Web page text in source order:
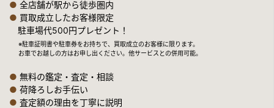
● 全店舗が駅から徒歩圏内
● 買取成立したお客様限定
駐車場代500円プレゼント！
※駐車証明書や駐車券をお持ちで、買取成立のお客様に限ります。
お車でお越しの方はお申し出ください。他サービスとの併用可能。
● 無料の鑑定・査定・相談
● 荷降ろしお手伝い
● 査定額の理由を丁寧に説明